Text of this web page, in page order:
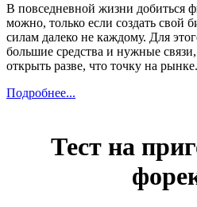
В повседневной жизни добиться
можно, только если создать свой
силам далеко не каждому. Для
большие средства и нужные
открыть разве, что точку на рынке.
Подробнее...
Тест на